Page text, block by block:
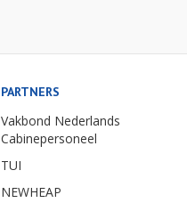
PARTNERS
Vakbond Nederlands
Cabinepersoneel
TUI
NEWHEAP